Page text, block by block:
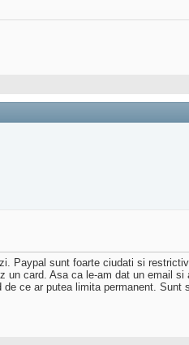
Paypal sunt foarte ciudati si
un card. Asa ca le-am dat un email
ce ar putea limita permanent. Sunt